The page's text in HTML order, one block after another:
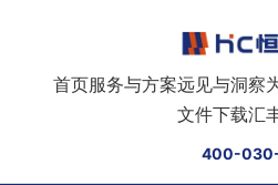
首页服务与方案远见与洞察
文件下载汇
400-